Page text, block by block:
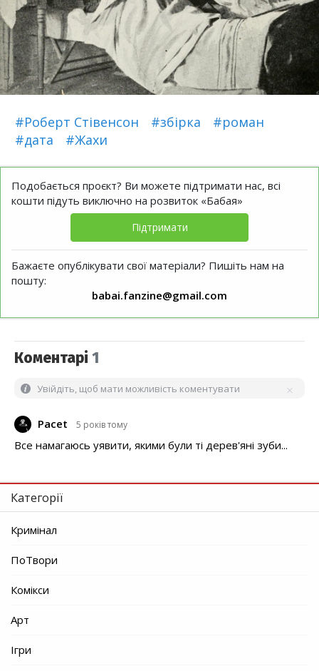
#Роберт Стівенсон #збірка
#роман
#дата
#Жахи
Подобається проєкт? Ви можете підтримати нас, всі
кошти підуть виключно на розвиток «Бабая»
Підтримати
Бажаєте опублікувати свої матеріали? Пишіть нам на
пошту:
babai.fanzine@gmail.com
Коментарі 1
Увійдіть, щоб мати можливість коментувати
Pacet 5 років тому
Все намагаюсь уявити, якими були ті дерев'яні зуби...
Категорії
Кримінал
ПоТвори
Комікси
Арт
Ігри